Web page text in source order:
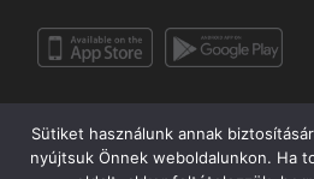
Sütiket használunk annak
nyújtsuk Önnek weboldalunkon. Ha